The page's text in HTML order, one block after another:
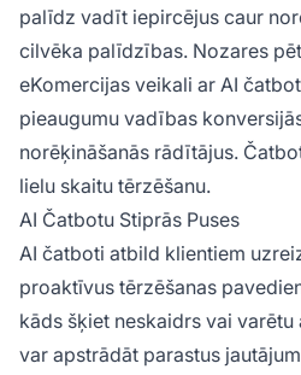
palīdz vadīt iepircējus caur
cilvēka palīdzības. Nozares
eKomercijas veikali ar AI
pieaugumu vadības
norēķināšanās rādītājus.
lielu skaitu tērzēšanu.
AI Čatbotu Stiprās Puses
AI čatboti atbild klientiem
proaktīvus tērzēšanas
kāds šķiet neskaidrs vai
var apstrādāt parastus